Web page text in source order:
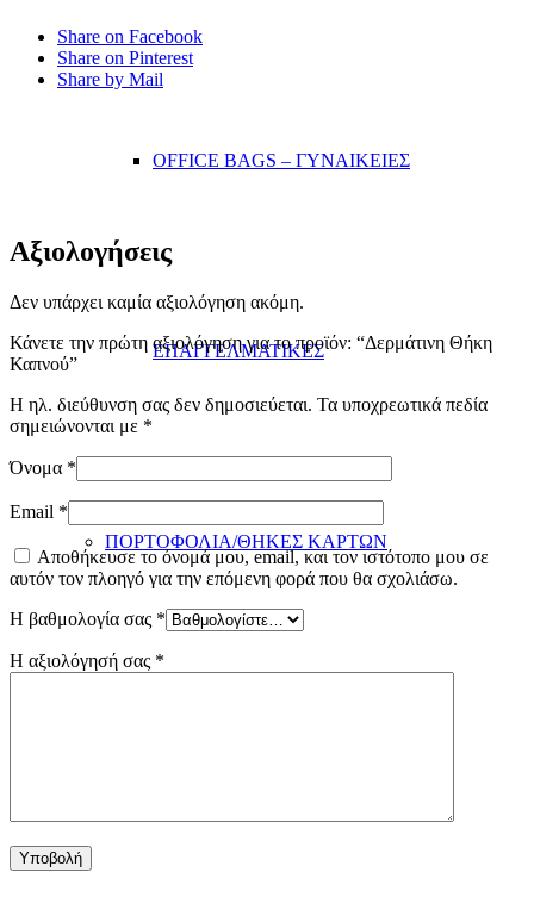
OFFICE BAGS – ΓΥΝΑΙΚΕΙΕΣ
ΕΠΑΓΓΕΛΜΑΤΙΚΕΣ
ΠΟΡΤΟΦΟΛΙΑ/ΘΗΚΕΣ ΚΑΡΤΩΝ
Share on Facebook
Share on Pinterest
Share by Mail
Αξιολογήσεις
Δεν υπάρχει καμία αξιολόγηση ακόμη.
Κάνετε την πρώτη αξιολόγηση για το προϊόν: “Δερμάτινη Θήκη
Καπνού”
Η ηλ. διεύθυνση σας δεν δημοσιεύεται. Τα υποχρεωτικά πεδία
σημειώνονται με *
Όνομα *
Email *
Αποθήκευσε το όνομά μου, email, και τον ιστότοπο μου σε
αυτόν τον πλοηγό για την επόμενη φορά που θα σχολιάσω.
Η βαθμολογία σας *
Η αξιολόγησή σας *